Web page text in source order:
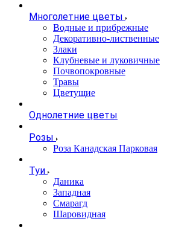
Многолетние цветы
Водные и прибрежные
Декоративно-лиственные
Злаки
Клубневые и луковичные
Почвопокровные
Травы
Цветущие
Однолетние цветы
Розы
Роза Канадская Парковая
Туи
Даника
Западная
Смарагд
Шаровидная